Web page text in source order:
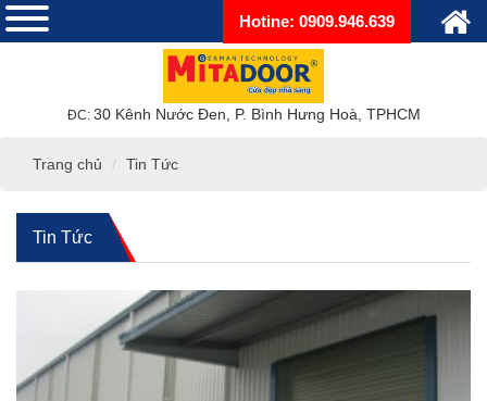
Hotine: 0909.946.639
ĐC: 30 Kênh Nước Đen, P. Bình Hưng Hoà, TPHCM
Trang chủ Tin Tức
Tin Tức